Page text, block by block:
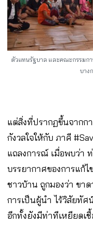
ตัวแทนรัฐบาล และคณะกรรมก
บาง
แต่สิ่งที่ปรากฏขึ้นจากก
กังวลใจให้กับ ภาคี
แถลงการณ์ เมื่อพบว่า
บรรยากาศของการแก้
ชาวบ้าน ถูกมองว่า ขา
การเป็นผู้นำ ไร้วิสัยทัศ
อีกทั้งยังมีท่าทีเหยียดเ